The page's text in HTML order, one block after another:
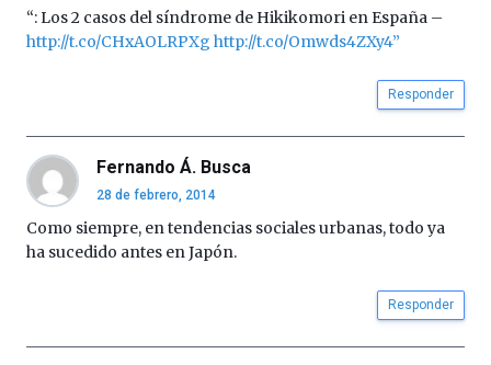
octubre.
La
iniciativa,
Cátedra…
“: Los 2 casos del síndrome de Hikikomori en España –
http://t.co/CHxAOLRPXg http://t.co/Omwds4ZXy4”
Responder
Fernando Á. Busca
28 de febrero, 2014
Como siempre, en tendencias sociales urbanas, todo ya
ha sucedido antes en Japón.
Responder